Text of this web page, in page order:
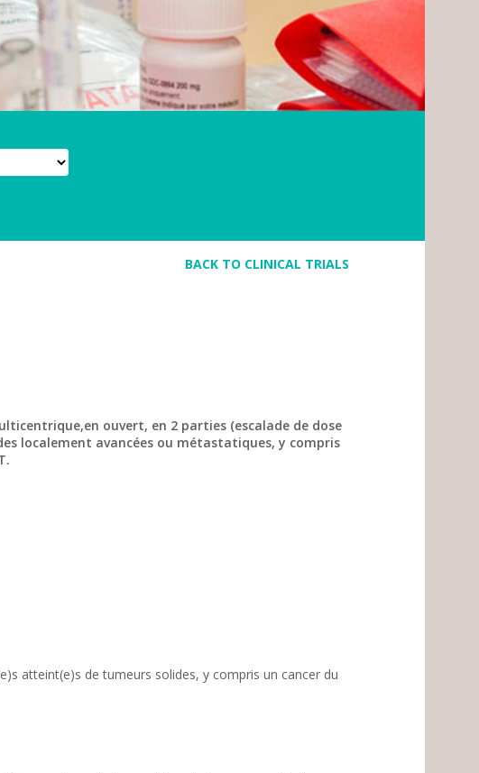
BACK TO CLINICAL TRIALS
ouvert, en 2 parties (escalade de dose
localement avancées ou métastatiques, y compris
atteint(e)s de tumeurs solides, y compris un cancer du